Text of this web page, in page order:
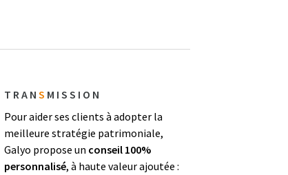
TRAN S MISSION
Pour aider ses clients à adopter la
meilleure stratégie patrimoniale,
Galyo propose un conseil 100%
personnalisé, à haute valeur ajoutée :